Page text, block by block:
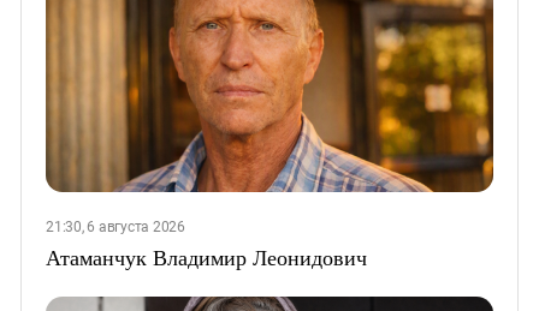
21:30, 6 августа 2026
Атаманчук Владимир Леонидович